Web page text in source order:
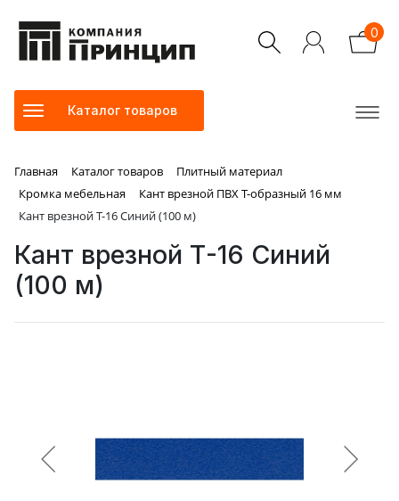
0
Каталог товаров
Главная Каталог товаров
Плитный материал
Кромка мебельная
Кант врезной ПВХ Т-образный 16 мм
Кант врезной Т-16 Синий (100 м)
Кант врезной Т-16 Синий
(100 м)